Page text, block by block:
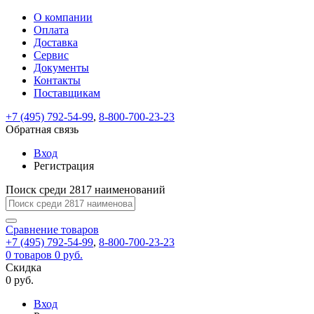
ВходРегистрация
Только
test@example.com
отправлена
по
ней
для
регистрации.
Ок
Только
Запомнить
меня
Забыли
Восстановление
пароля
Заполните
форму.
Мы
отправим
ссылку
на
указанный
электронный
адрес,
перейдя
по
которой
вы
новый
На
вашу
test@test.ru
отправлена
ссылка.
Перейдите
по
для
смены
пароля.
Введите
новый
пароль
Сменить
Пароль
успешно
Войти
Обратная
связь
Сообщение
пользовательского
соглашения
Ваше
сообщение
успешно
О компании
Оплата
Доставка
Сервис
Документы
Контакты
Поставщикам
+7 (495) 792-54-99, 8-800-700-23-23
Обратная связь
Вход
Регистрация
Поиск среди 2817 наименований
Сравнение товаров
+7 (495) 792-54-99, 8-800-700-23-23
0 товаров 0 руб.
Скидка
0 руб.
Вход